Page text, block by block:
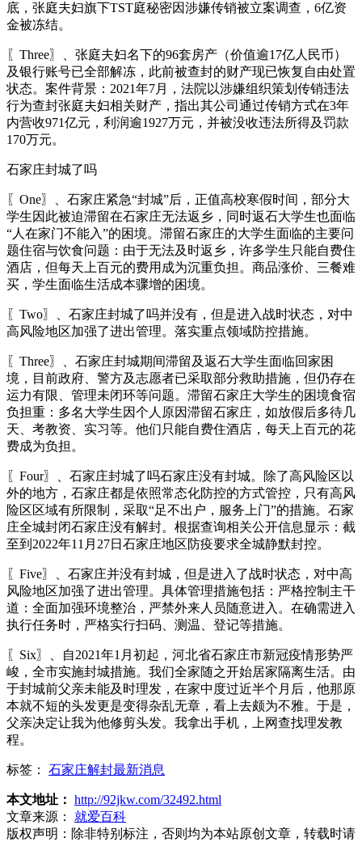
底，张庭夫妇旗下TST庭秘密因涉嫌传销被立案调查，6亿资
金被冻结。
〖Three〗、张庭夫妇名下的96套房产（价值逾17亿人民币）
及银行账号已全部解冻，此前被查封的财产现已恢复自由处置
状态。案件背景：2021年7月，法院以涉嫌组织策划传销违法
行为查封张庭夫妇相关财产，指出其公司通过传销方式在3年
内营收971亿元，利润逾1927万元，并被没收违法所得及罚款
170万元。
石家庄封城了吗
〖One〗、石家庄紧急“封城”后，正值高校寒假时间，部分大
学生因此被迫滞留在石家庄无法返乡，同时返石大学生也面临
“人在家门不能入”的困境。滞留石家庄的大学生面临的主要问
题住宿与饮食问题：由于无法及时返乡，许多学生只能自费住
酒店，但每天上百元的费用成为沉重负担。商品涨价、三餐难
买，学生面临生活成本骤增的困境。
〖Two〗、石家庄封城了吗并没有，但是进入战时状态，对中
高风险地区加强了进出管理。落实重点领域防控措施。
〖Three〗、石家庄封城期间滞留及返石大学生面临回家困
境，目前政府、警方及志愿者已采取部分救助措施，但仍存在
运力有限、管理未闭环等问题。滞留石家庄大学生的困境食宿
负担重：多名大学生因个人原因滞留石家庄，如放假后多待几
天、考教资、实习等。他们只能自费住酒店，每天上百元的花
费成为负担。
〖Four〗、石家庄封城了吗石家庄没有封城。除了高风险区以
外的地方，石家庄都是依照常态化防控的方式管控，只有高风
险区区域有所限制，采取“足不出户，服务上门”的措施。石家
庄全城封闭石家庄没有解封。根据查询相关公开信息显示：截
至到2022年11月27日石家庄地区防疫要求全城静默封控。
〖Five〗、石家庄并没有封城，但是进入了战时状态，对中高
风险地区加强了进出管理。具体管理措施包括：严格控制主干
道：全面加强环境整治，严禁外来人员随意进入。在确需进入
执行任务时，严格实行扫码、测温、登记等措施。
〖Six〗、自2021年1月初起，河北省石家庄市新冠疫情形势严
峻，全市实施封城措施。我们全家随之开始居家隔离生活。由
于封城前父亲未能及时理发，在家中度过近半个月后，他那原
本就不短的头发更是变得杂乱无章，看上去颇为不雅。于是，
父亲决定让我为他修剪头发。我拿出手机，上网查找理发教
程。
标签： 石家庄解封最新消息
本文地址： http://92jkw.com/32492.html
文章来源：
就爱百科
版权声明： 除非特别标注，否则均为本站原创文章，转载时请